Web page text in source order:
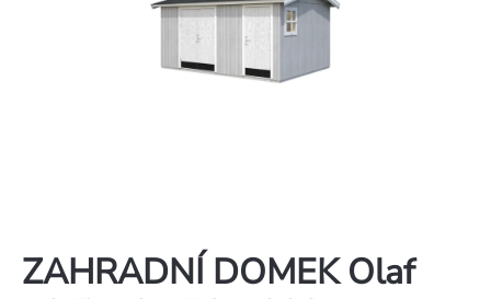
ZAHRADNÍ DOMEK Olaf